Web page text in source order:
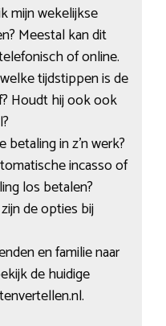
mijn wekelijkse
Meestal kan dit
of online.
tijdstippen is de
Houdt hij ook ook
in z’n werk?
incasso of
los betalen?
de opties bij
en familie naar
de huidige